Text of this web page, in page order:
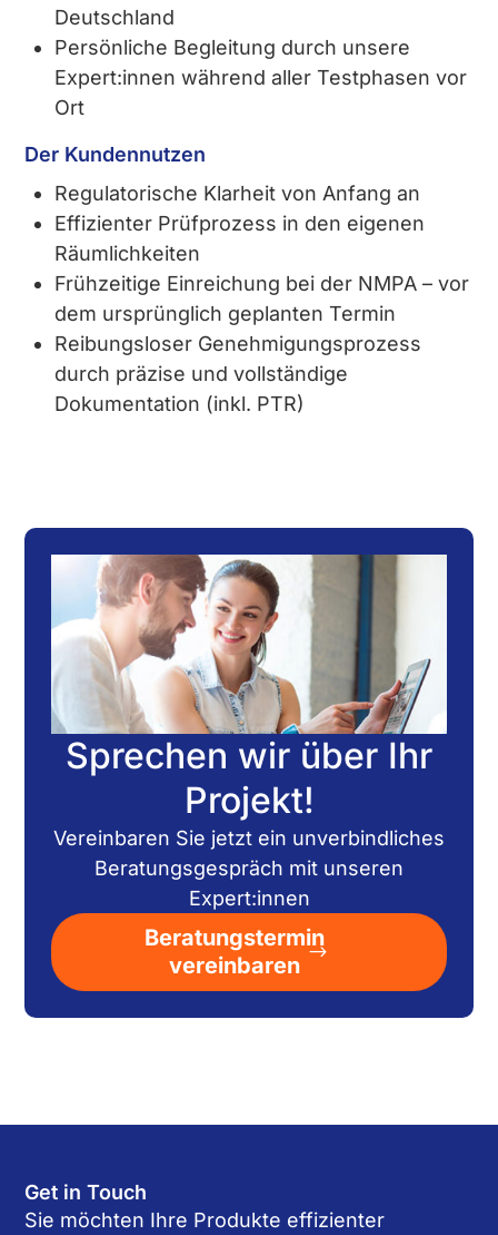
Deutschland
Persönliche Begleitung durch unsere
Expert:innen während aller Testphasen vor
Ort
Der Kundennutzen
Regulatorische Klarheit von Anfang an
Effizienter Prüfprozess in den eigenen
Räumlichkeiten
Frühzeitige Einreichung bei der NMPA – vor
dem ursprünglich geplanten Termin
Reibungsloser Genehmigungsprozess
durch präzise und vollständige
Dokumentation (inkl. PTR)
Sprechen wir über Ihr
Projekt!
Vereinbaren Sie jetzt ein unverbindliches
Beratungsgespräch mit unseren
Expert:innen
Beratungstermin
vereinbaren
Get in Touch
Sie möchten Ihre Produkte effizienter